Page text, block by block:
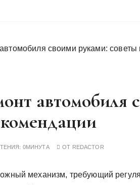
своими руками: советы
автомобиля
0МИНУТА ОТ REDACTOR
механизм, требующий